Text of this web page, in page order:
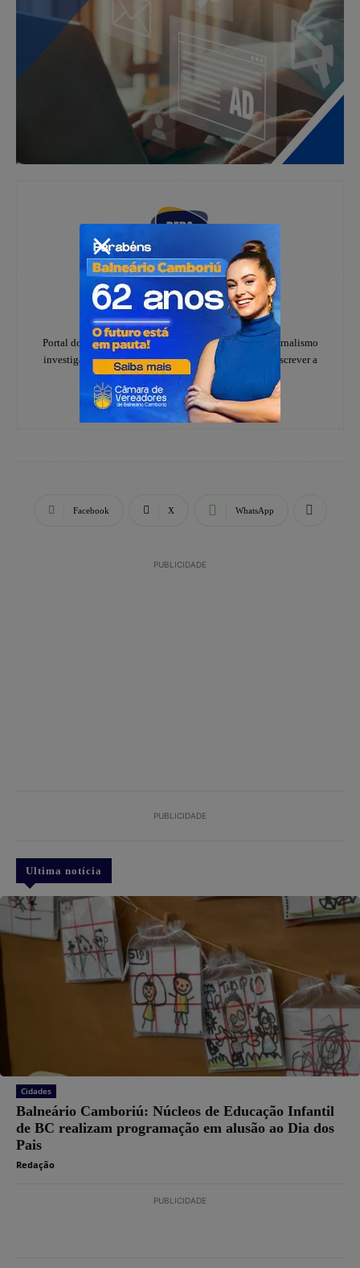
Redação
https://www.instagram.com/folhadoestadosc/
Portal do notícias Folha do Estado especializado em jornalismo
investigativo e de denúncias, há 20 anos, ajudando a escrever a
história dos catarinenses.
Facebook X WhatsApp
PUBLICIDADE
PUBLICIDADE
Ultima notícia
Cidades
Balneário Camboriú: Núcleos de Educação Infantil
de BC realizam programação em alusão ao Dia dos
Pais
Redação
PUBLICIDADE